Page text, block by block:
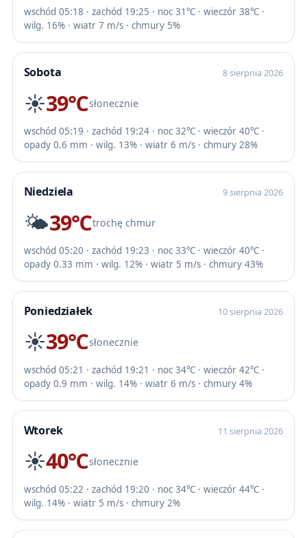
wschód 05:18 · zachód 19:25 · noc 31℃ · wieczór 38℃ ·
wilg. 16% · wiatr 7 m/s · chmury 5%
Sobota 8 sierpnia 2026
☀️39℃słonecznie
wschód 05:19 · zachód 19:24 · noc 32℃ · wieczór 40℃ ·
opady 0.6 mm · wilg. 13% · wiatr 6 m/s · chmury 28%
Niedziela 9 sierpnia 2026
🌤️39℃trochę chmur
wschód 05:20 · zachód 19:23 · noc 33℃ · wieczór 40℃ ·
opady 0.33 mm · wilg. 12% · wiatr 5 m/s · chmury 43%
Poniedziałek 10 sierpnia 2026
☀️39℃słonecznie
wschód 05:21 · zachód 19:21 · noc 34℃ · wieczór 42℃ ·
opady 0.9 mm · wilg. 14% · wiatr 6 m/s · chmury 4%
Wtorek 11 sierpnia 2026
☀️40℃słonecznie
wschód 05:22 · zachód 19:20 · noc 34℃ · wieczór 44℃ ·
wilg. 14% · wiatr 5 m/s · chmury 2%